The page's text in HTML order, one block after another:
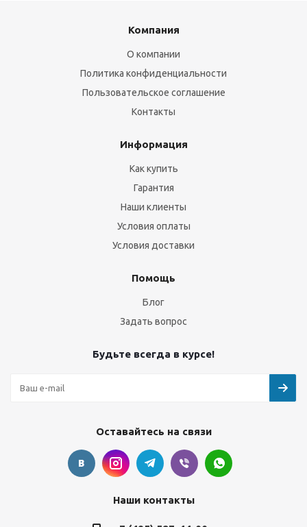
Компания
О компании
Политика конфиденциальности
Пользовательское соглашение
Контакты
Информация
Как купить
Гарантия
Наши клиенты
Условия оплаты
Условия доставки
Помощь
Блог
Задать вопрос
Будьте всегда в курсе!
Оставайтесь на связи
Наши контакты